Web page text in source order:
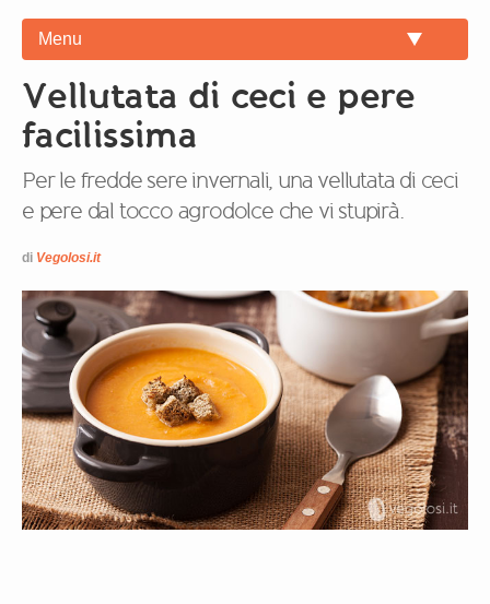
Menu
Vellutata di ceci e pere
facilissima
Per le fredde sere invernali, una vellutata di ceci
e pere dal tocco agrodolce che vi stupirà.
di Vegolosi.it